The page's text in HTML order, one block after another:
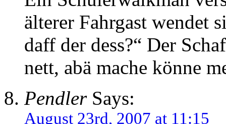
älterer Fahrgast wendet
daff der dess?“ Der
nett, abä mache könne
PendlerSays:
August 23rd, 2007 at 11:15